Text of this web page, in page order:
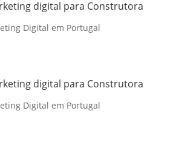
digital para Construtora
Digital em Portugal
digital para Construtora
Digital em Portugal